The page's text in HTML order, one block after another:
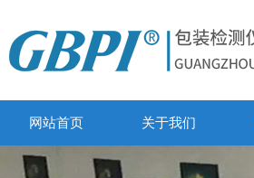
网站首页 关于我们